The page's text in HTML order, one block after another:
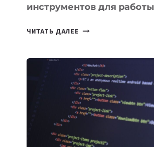
инструментов для работы
ЧИТАТЬ ДАЛЕЕ ТАСК-
ПОЛЕЗНЫХ
ИНСТРУМЕНТОВ
ДЛЯ
РАБОТЫ